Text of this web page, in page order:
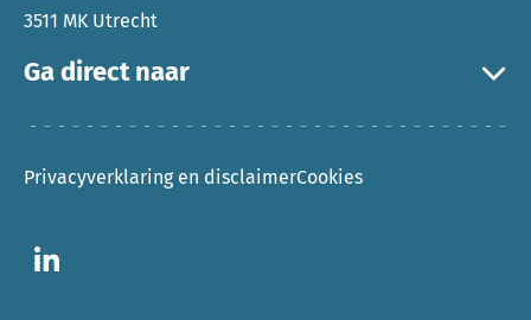
Ga direct naar
3511 MK Utrecht
Privacyverklaring en disclaimerCookies
Ga naar LinkedIn